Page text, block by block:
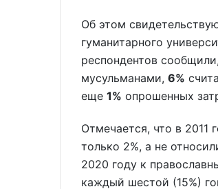
Об этом
гуманитарного
респондентов
мусульманами, 6%
еще 1% опрошенных
Отмечается, что в 2011
только 2%, а не
2020 году к
каждый шестой (15%)